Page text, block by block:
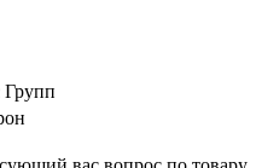
Групп